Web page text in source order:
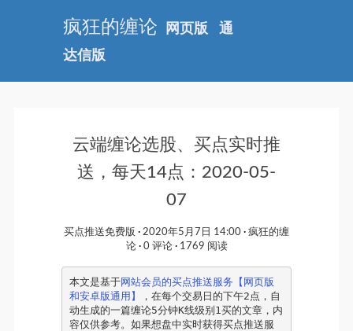
疯狂的缠论 网页版
通
达信版
云端缠论选股、买点实时推
送，每天14点：2020-05-
07
买点推送免费版 2020年5月7日 14:00
疯狂的缠
论
0 评论 1769 阅读
本文是基于网站会员的买点推送服务【网页版
和安卓版通用】
，在每个交易日的下午2点，自
动生成的一篇缠论5分钟K线级别1买的文章，内
容仅供参考。如果想盘中实时获得买点推送服